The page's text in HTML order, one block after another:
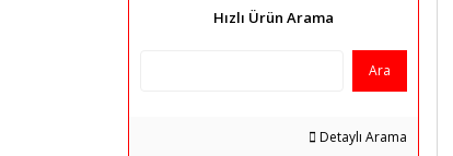
Hızlı Ürün Arama
Ara
Detaylı Arama